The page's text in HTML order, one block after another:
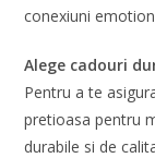
conexiuni
Alege cadouri
Pentru a te
pretioasa pentru
durabile si de